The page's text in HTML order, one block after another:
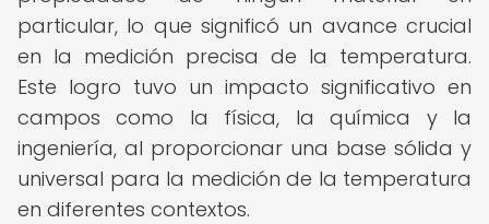
particular, lo que significó un avance crucial
en la medición precisa de la temperatura.
Este logro tuvo un impacto significativo en
campos como la física, la química y la
ingeniería, al proporcionar una base sólida y
universal para la medición de la temperatura
en diferentes contextos.